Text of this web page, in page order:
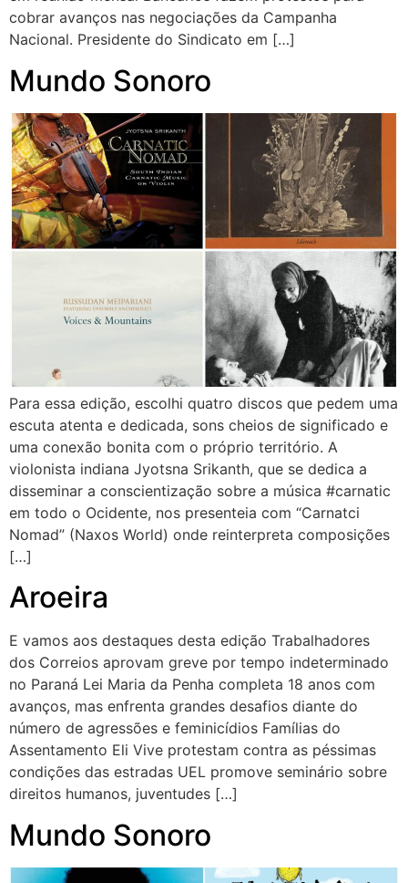
cobrar avanços nas negociações da Campanha
Nacional. Presidente do Sindicato em […]
Mundo Sonoro
Para essa edição, escolhi quatro discos que pedem uma
escuta atenta e dedicada, sons cheios de significado e
uma conexão bonita com o próprio território. A
violonista indiana Jyotsna Srikanth, que se dedica a
disseminar a conscientização sobre a música #carnatic
em todo o Ocidente, nos presenteia com “Carnatci
Nomad” (Naxos World) onde reinterpreta composições
[…]
Aroeira
E vamos aos destaques desta edição Trabalhadores
dos Correios aprovam greve por tempo indeterminado
no Paraná Lei Maria da Penha completa 18 anos com
avanços, mas enfrenta grandes desafios diante do
número de agressões e feminicídios Famílias do
Assentamento Eli Vive protestam contra as péssimas
condições das estradas UEL promove seminário sobre
direitos humanos, juventudes […]
Mundo Sonoro